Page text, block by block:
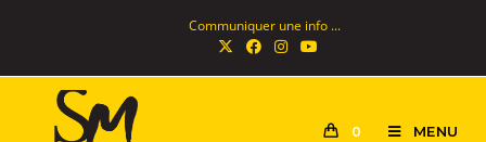
Communiquer une info ...
0 MENU